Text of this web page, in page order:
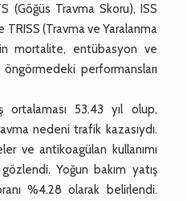
(Göğüs Travma Skoru), ISS
(Travma ve Yaralanma
mortalite, entübasyon ve
performansları
ortalaması 53.43 yıl olup,
nedeni trafik kazasıydı.
ve antikoagülan kullanımı
Yoğun bakım yatış
%4.28 olarak belirlendi.